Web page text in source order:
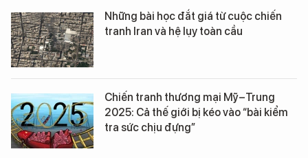
Những bài học đắt giá từ cuộc chiến
tranh Iran và hệ lụy toàn cầu
Chiến tranh thương mại Mỹ–Trung
2025: Cả thế giới bị kéo vào “bài kiểm
tra sức chịu đựng”